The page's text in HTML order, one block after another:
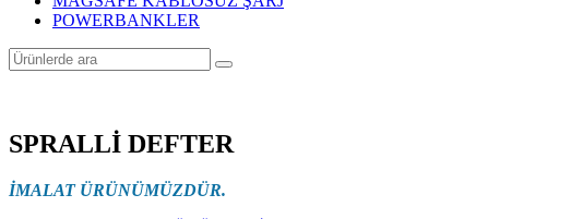
POWERBANKLER
SPRALLİ DEFTER
İMALAT ÜRÜNÜMÜZDÜR.